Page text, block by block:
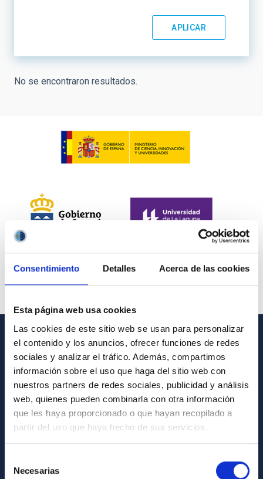
Consentimiento Detalles Acerca de las cookies
Esta página web usa cookies
Las cookies de este sitio web se usan para personalizar
el contenido y los anuncios, ofrecer funciones de redes
sociales y analizar el tráfico. Además, compartimos
información sobre el uso que haga del sitio web con
nuestros partners de redes sociales, publicidad y análisis
web, quienes pueden combinarla con otra información
que les haya proporcionado o que hayan recopilado a
partir del uso que haya hecho de sus servicios.
Necesarias
No se encontraron resultados.
INFORMACIÓN GENERAL
Contacto
Cómo llegar al IAC
Directorio de personal
Biblioteca